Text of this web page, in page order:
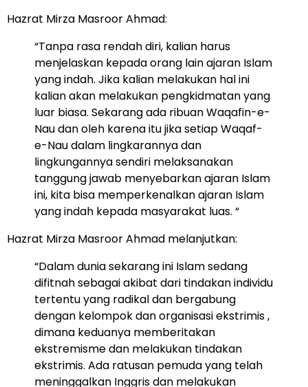
Hazrat Mirza Masroor Ahmad:
“Tanpa rasa rendah diri, kalian harus
menjelaskan kepada orang lain ajaran Islam
yang indah. Jika kalian melakukan hal ini
kalian akan melakukan pengkidmatan yang
luar biasa. Sekarang ada ribuan Waqafin-e-
Nau dan oleh karena itu jika setiap Waqaf-
e-Nau dalam lingkarannya dan
lingkungannya sendiri melaksanakan
tanggung jawab menyebarkan ajaran Islam
ini, kita bisa memperkenalkan ajaran Islam
yang indah kepada masyarakat luas. “
Hazrat Mirza Masroor Ahmad melanjutkan:
“Dalam dunia sekarang ini Islam sedang
difitnah sebagai akibat dari tindakan individu
tertentu yang radikal dan bergabung
dengan kelompok dan organisasi ekstrimis ,
dimana keduanya memberitakan
ekstremisme dan melakukan tindakan
ekstrimis. Ada ratusan pemuda yang telah
meninggalkan Inggris dan melakukan